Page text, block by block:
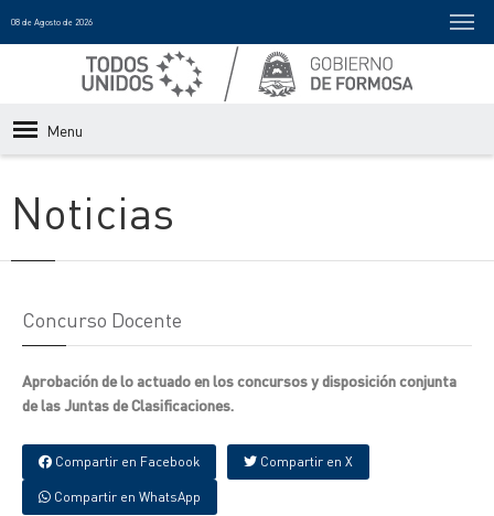
08 de Agosto de 2026
Menu
Noticias
Concurso Docente
Aprobación de lo actuado en los concursos y disposición conjunta
de las Juntas de Clasificaciones.
Compartir en Facebook Compartir en X
Compartir en WhatsApp